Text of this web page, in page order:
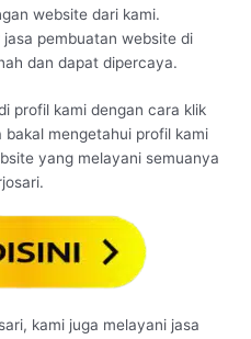
website dari kami.
pembuatan website di
dan dapat dipercaya.
profil kami dengan cara klik
mengetahui profil kami
yang melayani semuanya
kami juga melayani jasa